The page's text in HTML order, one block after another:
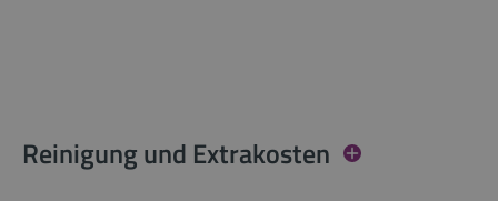
Reinigung und Extrakosten